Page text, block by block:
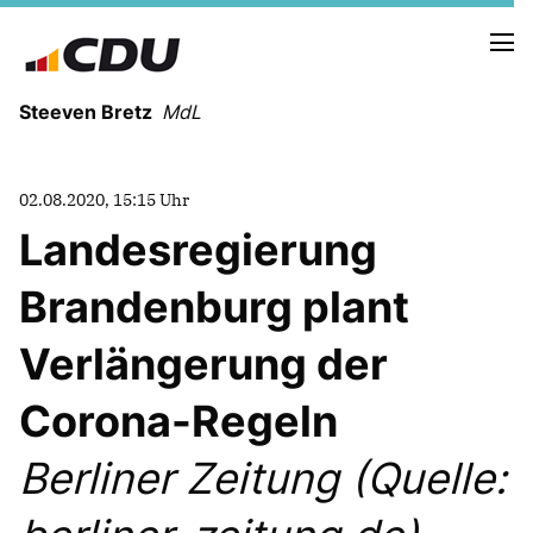
Steeven Bretz MdL
VITA
WAHLKREISBESUCHE
PRESSEFOTOS
MEIN BÜRGERBÜRO
MEIN WAHLKREIS
ZIELE
Redebeiträge
02.08.2020, 15:15 Uhr
Landesregierung
Brandenburg plant
Verlängerung der
Corona-Regeln
Berliner Zeitung (Quelle: